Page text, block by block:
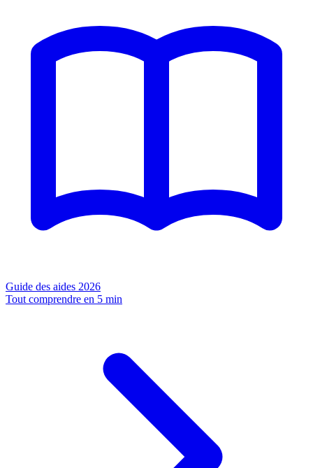
Guide des aides 2026
Tout comprendre en 5 min